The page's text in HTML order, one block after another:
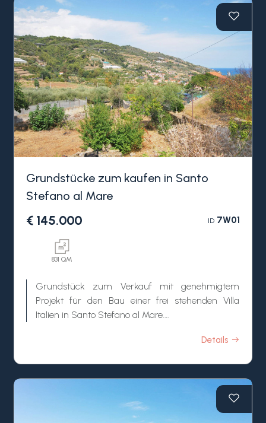
Grundstücke zum kaufen in Santo
Stefano al Mare
€ 145.000 ID7W01
831 QM
Grundstück zum Verkauf mit genehmigtem
Projekt für den Bau einer frei stehenden Villa
Italien in Santo Stefano al Mare.
Das zum Verkauf stehende Grundstück mit
Kilometer vom Stadtzentrum entfernt und ist
wunderbar im Hinterland von Santo Stefano al
Mare in ruhiger Lage eingebettet.
Details